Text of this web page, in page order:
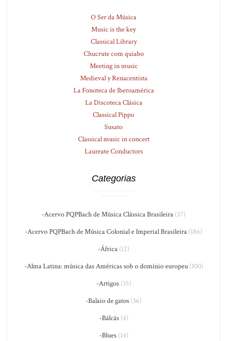
O Ser da Música
Music is the key
Classical Library
Chucrute com quiabo
Meeting in music
Medieval y Renacentista
La Fonoteca de Iberoamérica
La Discoteca Clásica
Classical Pippo
Susato
Classical music in concert
Laureate Conductors
Categorias
-Acervo PQPBach de Música Clássica Brasileira (37)
-Acervo PQPBach de Música Colonial e Imperial Brasileira (186)
-África (12)
-Alma Latina: música das Américas sob o domínio europeu(100)
-Artigos(35)
-Balaio de gatos (36)
-Bálcãs(4)
-Blues(14)